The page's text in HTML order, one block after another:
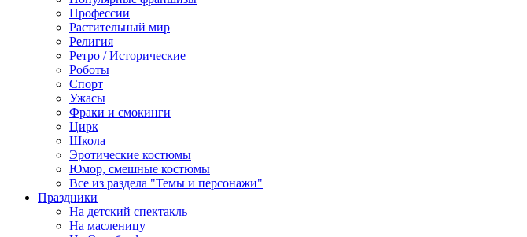
Профессии
Растительный мир
Религия
Ретро / Исторические
Роботы
Спорт
Ужасы
Фраки и смокинги
Цирк
Школа
Эротические костюмы
Юмор, смешные костюмы
Все из раздела "Темы и персонажи"
Праздники
На детский спектакль
На масленицу